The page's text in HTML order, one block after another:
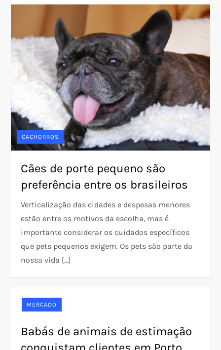
CACHORROS
Cães de porte pequeno são
preferência entre os brasileiros
Verticalização das cidades e despesas menores
estão entre os motivos da escolha, mas é
importante considerar os cuidados específicos
que pets pequenos exigem. Os pets são parte da
nossa vida […]
MERCADO
Babás de animais de estimação